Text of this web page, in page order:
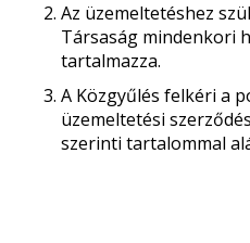
Az üzemeltetéshez
Társaság mindenkori
tartalmazza.
A Közgyűlés felkéri a
üzemeltetési
szerinti tartalommal